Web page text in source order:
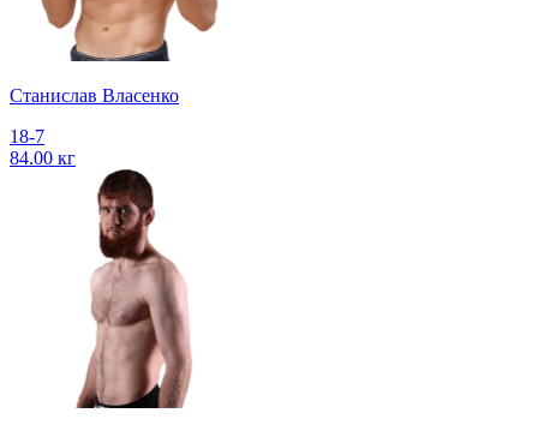
Станислав Власенко
18-7
84.00 кг